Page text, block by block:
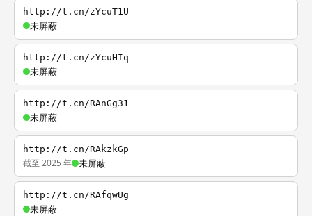
http://t.cn/zYcuT1U
未屏蔽
http://t.cn/zYcuHIq
未屏蔽
http://t.cn/RAnGg31
未屏蔽
http://t.cn/RAkzkGp
截至 2025 年 未屏蔽
http://t.cn/RAfqwUg
未屏蔽